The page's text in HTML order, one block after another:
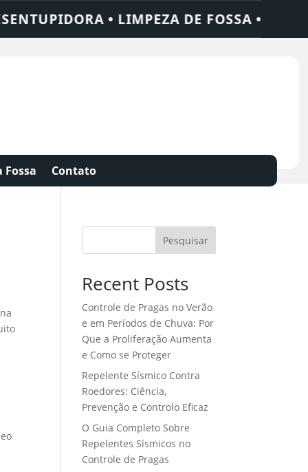
• LIMPEZA DE FOSSA • 24 HORAS •
Fossa Contato
Pesquisar
Recent Posts
Controle de Pragas no Verão
e em Períodos de Chuva: Por
Que a Proliferação Aumenta
e Como se Proteger
Repelente Sísmico Contra
Roedores: Ciência,
Prevenção e Controlo Eficaz
O Guia Completo Sobre
Repelentes Sísmicos no
Controle de Pragas